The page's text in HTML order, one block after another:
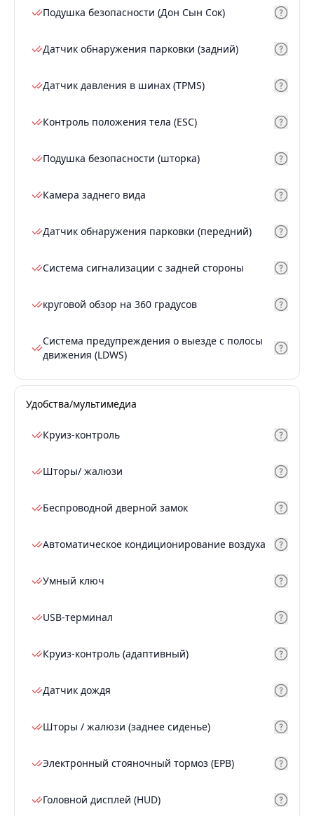
Подушка безопасности (Дон Сын Сок)
Датчик обнаружения парковки (задний)
Датчик давления в шинах (TPMS)
Контроль положения тела (ESC)
Подушка безопасности (шторка)
Камера заднего вида
Датчик обнаружения парковки (передний)
Система сигнализации с задней стороны
круговой обзор на 360 градусов
Система предупреждения о выезде с полосы
движения (LDWS)
Удобства/мультимедиа
Круиз-контроль
Шторы/ жалюзи
Беспроводной дверной замок
Автоматическое кондиционирование воздуха
Умный ключ
USB-терминал
Круиз-контроль (адаптивный)
Датчик дождя
Шторы / жалюзи (заднее сиденье)
Электронный стояночный тормоз (EPB)
Головной дисплей (HUD)